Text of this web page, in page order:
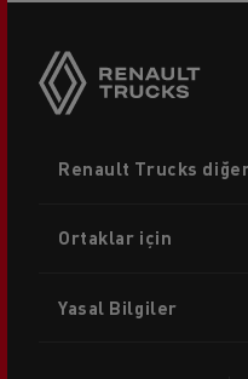
menu
Renault Trucks
Ortaklar için
Yasal Bilgiler